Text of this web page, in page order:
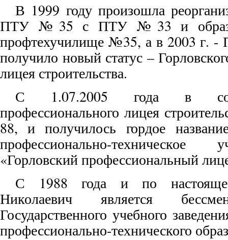
В 1999 году произошла
ПТУ №35 с ПТУ №33 и
профтехучилище №35, а в 2003 г.
получило новый статус –
лицея строительства.
С 1.07.2005 года в
профессионального лицея
88, и получилось гордое
профессионально-техническое
«Горловский профессиональный
С 1988 года и по
Николаевич является
Государственного учебного
профессионально-технического